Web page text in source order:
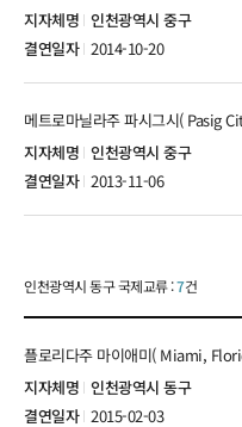
인천광역시 중구
2014-10-20
인천광역시 중구
메트로마닐라주 파시그시( Pasig
2013-11-06
인천광역시 동구 국제교류 :7건
인천광역시 동구
플로리다주 마이애미( Miami,
2015-02-03